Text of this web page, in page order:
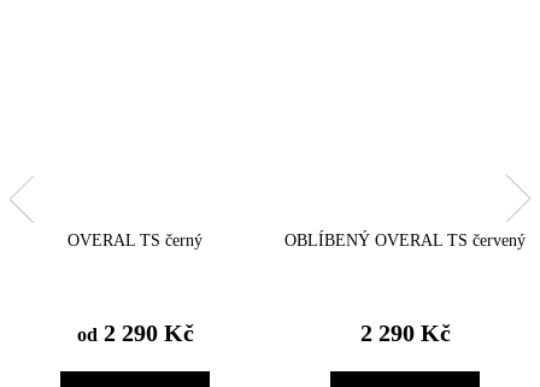
OVERAL TS černý
od 2 290 Kč
OBLÍBENÝ OVERAL TS červený
2 290 Kč